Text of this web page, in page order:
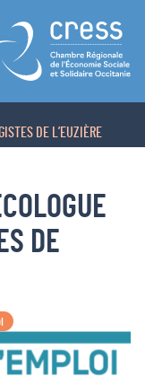
DE L’EUZIÈRE
DE